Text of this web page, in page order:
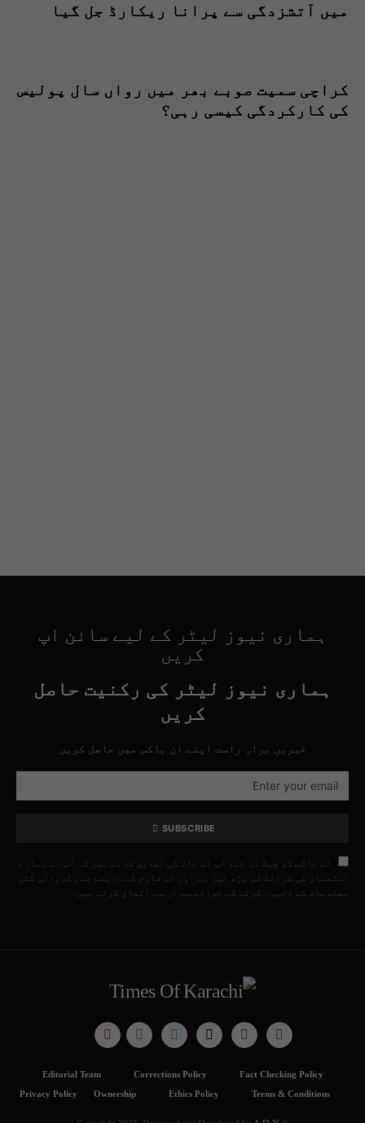
میں آتشزدگی سے پرانا ریکارڈ جل گیا
کراچی سمیت صوبے بھر میں رواں سال پولیس
کی کارکردگی کیسی رہی؟
ہماری نیوز لیٹر کے لیے سائن اپ
کریں
ہماری نیوز لیٹر کی رکنیت حاصل
کریں
خبریں براہِ راست اپنے ان باکس میں حاصل کریں
SUBSCRIBE
اس باکس کو چیک کر کے، آپ اس بات کی تصدیق کرتے ہیں کہ آپ نے ہمارے
استعمال کی شرائط کو پڑھ لیا ہے اور اس فارم کے ذریعے جمع کروائی گئی
معلومات کے ذخیرہ کرنے کے حوالے سے ان سے اتفاق کرتے ہیں۔
Fact Checking Policy
Corrections Policy
Editorial Team
Terms & Conditions
Ethics Policy
Ownership
Privacy Policy